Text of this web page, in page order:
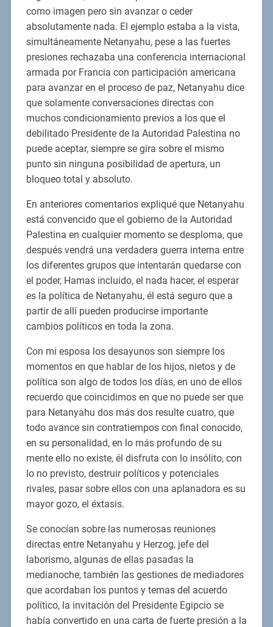
como imagen pero sin avanzar o ceder
absolutamente nada. El ejemplo estaba a la vista,
simultáneamente Netanyahu, pese a las fuertes
presiones rechazaba una conferencia internacional
armada por Francia con participación americana
para avanzar en el proceso de paz, Netanyahu dice
que solamente conversaciones directas con
muchos condicionamiento previos a los que el
debilitado Presidente de la Autoridad Palestina no
puede aceptar, siempre se gira sobre el mismo
punto sin ninguna posibilidad de apertura, un
bloqueo total y absoluto.
En anteriores comentarios expliqué que Netanyahu
está convencido que el gobierno de la Autoridad
Palestina en cualquier momento se desploma, que
después vendrá una verdadera guerra interna entre
los diferentes grupos que intentarán quedarse con
el poder, Hamas incluido, el nada hacer, el esperar
es la política de Netanyahu, él está seguro que a
partir de allí pueden producirse importante
cambios políticos en toda la zona.
Con mi esposa los desayunos son siempre los
momentos en que hablar de los hijos, nietos y de
política son algo de todos los días, en uno de ellos
recuerdo que coincidimos en que no puede ser que
para Netanyahu dos más dos resulte cuatro, que
todo avance sin contratiempos con final conocido,
en su personalidad, en lo más profundo de su
mente ello no existe, él disfruta con lo insólito, con
lo no previsto, destruir políticos y potenciales
rivales, pasar sobre ellos con una aplanadora es su
mayor gozo, el éxtasis.
Se conocían sobre las numerosas reuniones
directas entre Netanyahu y Herzog, jefe del
laborismo, algunas de ellas pasadas la
medianoche, también las gestiones de mediadores
que acordaban los puntos y temas del acuerdo
político, la invitación del Presidente Egipcio se
había convertido en una carta de fuerte presión a la